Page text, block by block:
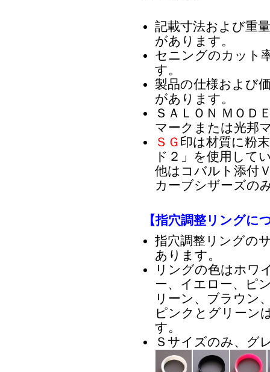
記載寸法および重
があります。
セニングのカット
す。
製品の仕様および
があります。
ＳＡＬＯＮ ＭＯＤ
マークまたは光邦
ＳＧ 印は材質に粉
ド２」を使用して
他はコバルト添付
カーブシザーズの
【指穴調整リングに
指穴調整リングの
あります。
リングの色はホワ
ー、イエロー、ピ
リーン、ブラウン
ピンクとグリーン
す。
Ｓサイズのみ、グ